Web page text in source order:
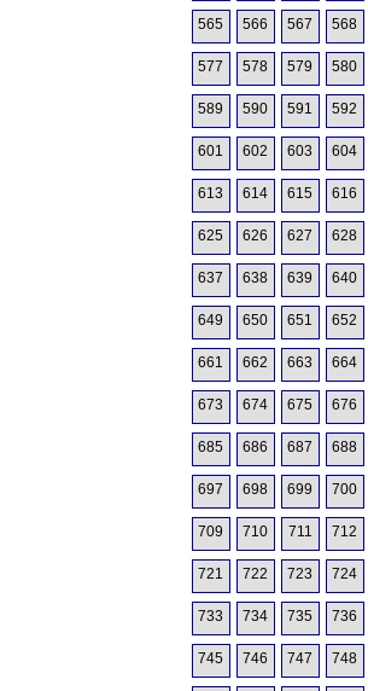
565 566 567 568
577 578 579 580
589 590 591 592
601 602 603 604
613 614 615 616
625 626 627 628
637 638 639 640
649 650 651 652
661 662 663 664
673 674 675 676
685 686 687 688
697 698 699 700
709 710 711 712
721 722 723 724
733 734 735 736
745 746 747 748